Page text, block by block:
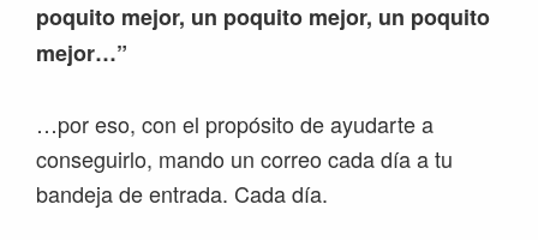
poquito mejor, un poquito mejor, un poquito
mejor…”
…por eso, con el propósito de ayudarte a
conseguirlo, mando un correo cada día a tu
bandeja de entrada. Cada día.